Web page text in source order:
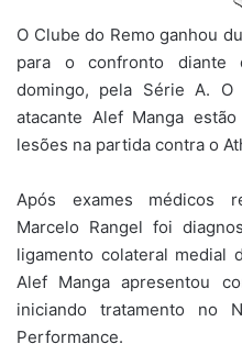
O Clube do Remo ganhou
para o confronto diante
domingo, pela Série A.
atacante Alef Manga
lesões na partida contra o
Após exames médicos
Marcelo Rangel foi
ligamento colateral medial
Alef Manga apresentou
iniciando tratamento no
Performance.